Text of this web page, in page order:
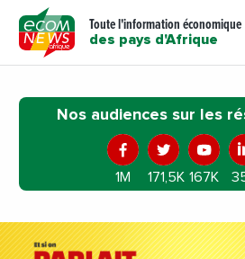
Toute l'information économique
des pays d'Afrique
Nos audiences sur les
1M 171,5K 167K